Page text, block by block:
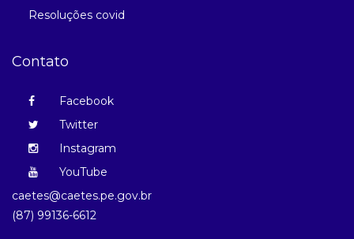
Resoluções covid
Contato
Facebook
Twitter
Instagram
YouTube
caetes@caetes.pe.gov.br
(87) 99136-6612